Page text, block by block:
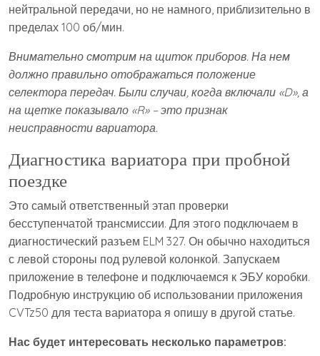
нейтральной передачи, но не намного, приблизительно в
пределах 100 об/мин.
Внимательно смотрим на щиток приборов. На нем
должно правильно отображаться положение
селектора передач. Были случаи, когда включали «D», а
на щетке показывало «R» – это признак
неисправности вариатора.
Диагностика вариатора при пробной
поездке
Это самый ответственный этап проверки
бесступенчатой трансмиссии. Для этого подключаем в
диагностический разъем ELM 327. Он обычно находиться
с левой стороны под рулевой колонкой. Запускаем
приложение в телефоне и подключаемся к ЭБУ коробки.
Подробную инструкцию об использовании приложения
CVTz50 для теста вариатора я опишу в другой статье.
Нас будет интересовать несколько параметров: